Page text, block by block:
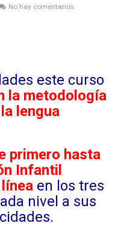
No hay comentarios
este curso
la metodología
lengua
primero hasta
Infantil
en los tres
nivel a sus